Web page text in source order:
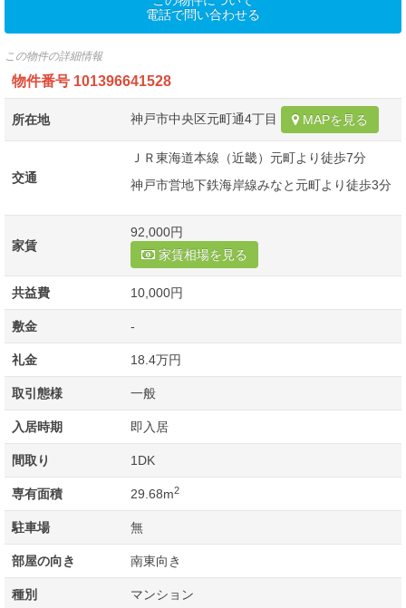
電話で問い合わせる
この物件の詳細情報
物件番号 101396641528
所在地 神戸市中央区元町通4丁目 MAPを見る
交通
ＪＲ東海道本線（近畿）元町より徒歩7分
神戸市営地下鉄海岸線みなと元町より徒歩3分
家賃
92,000円
家賃相場を見る
共益費 10,000円
敷金 -
礼金 18.4万円
取引態様 一般
入居時期 即入居
間取り 1DK
専有面積 29.68m2
駐車場 無
部屋の向き 南東向き
種別 マンション